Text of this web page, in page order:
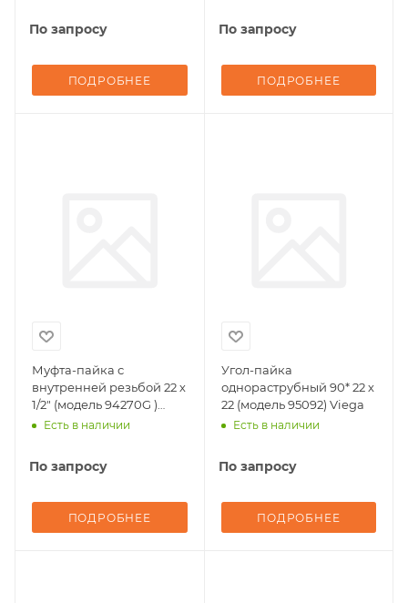
По запросу
ПОДРОБНЕЕ
По запросу
ПОДРОБНЕЕ
Муфта-пайка с
внутренней резьбой 22 х
1/2" (модель 94270G )
Viega
Есть в наличии
По запросу
ПОДРОБНЕЕ
Угол-пайка
однораструбный 90* 22 х
22 (модель 95092) Viega
Есть в наличии
По запросу
ПОДРОБНЕЕ